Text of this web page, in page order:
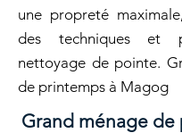
une propreté
des techniques et
nettoyage de pointe.
de printemps à Magog
Grand ménage de